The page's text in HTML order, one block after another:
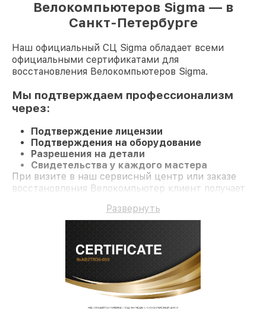
Велокомпьютеров Sigma — в
Санкт-Петербурге
Наш официальный СЦ Sigma обладает всеми
официальными сертификатами для
восстановления Велокомпьютеров Sigma.
Мы подтверждаем профессионализм
через:
Подтверждение лицензии
Подтверждения на оборудование
Разрешения на детали
Свидетельства у каждого мастера
При визите в наш сервисный центр или заказе
восстановления Велокомпьютер клиент получает
Развернуть